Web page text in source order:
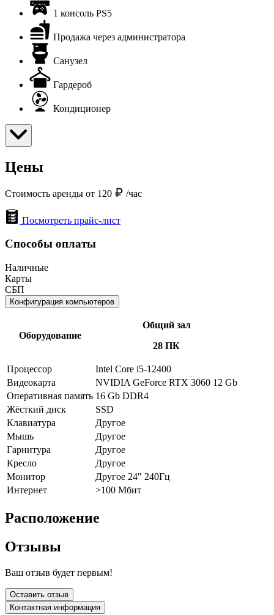
1 консоль PS5
Продажа через администратора
Санузел
Гардероб
Кондиционер
Цены
Стоимость аренды от 120 /час
Посмотреть прайс-лист
Способы оплаты
Наличные
Карты
СБП
Конфигурация компьютеров
Оборудование
Общий зал
28 ПК
Процессор
Intel Core i5-12400
Видеокарта
NVIDIA GeForce RTX 3060 12 Gb
Оперативная память 16 Gb DDR4
Жёсткий диск
SSD
Клавиатура
Другое
Мышь
Другое
Гарнитура
Другое
Кресло
Другое
Монитор
Другое 24" 240Гц
Интернет
>100 Мбит
Расположение
Отзывы
Ваш отзыв будет первым!
Оставить отзыв
Контактная информация